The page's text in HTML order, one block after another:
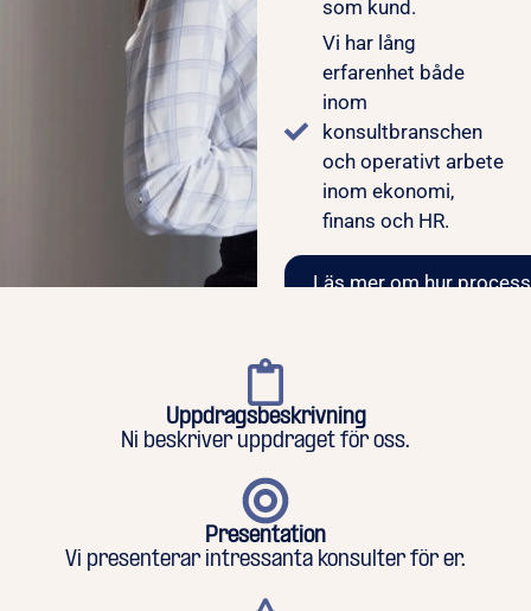
som kund.
Vi har lång
erfarenhet både
inom
konsultbranschen
och operativt arbete
inom ekonomi,
finans och HR.
Läs mer om hur
Uppdragsbeskrivning
Ni beskriver uppdraget för oss.
Presentation
Vi presenterar intressanta konsulter för er.